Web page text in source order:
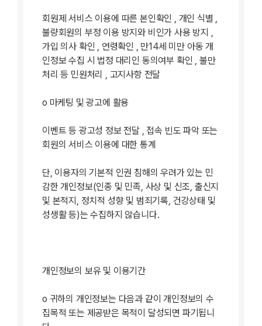
회원제 서비스 이용에 따른 본인확인 , 개인 식별 ,
불량회원의 부정 이용 방지와 비인가 사용 방지 ,
가입 의사 확인 , 연령확인 , 만14세 미만 아동 개
인정보 수집 시 법정 대리인 동의여부 확인 , 불만
처리 등 민원처리 , 고지사항 전달
ο 마케팅 및 광고에 활용
이벤트 등 광고성 정보 전달 , 접속 빈도 파악 또는
회원의 서비스 이용에 대한 통계
단, 이용자의 기본적 인권 침해의 우려가 있는 민
감한 개인정보(인종 및 민족, 사상 및 신조, 출신지
및 본적지, 정치적 성향 및 범죄기록, 건강상태 및
성생활 등)는 수집하지 않습니다.
개인정보의 보유 및 이용기간
ο 귀하의 개인정보는 다음과 같이 개인정보의 수
집목적 또는 제공받은 목적이 달성되면 파기됩니